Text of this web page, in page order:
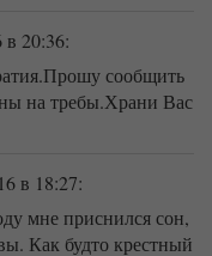
в 20:36:
сообщить
на требы.Храни Вас
в 18:27:
мне приснился сон,
Как будто крестный